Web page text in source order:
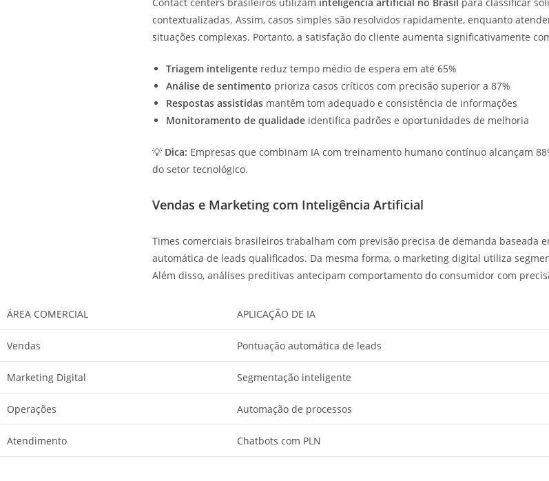
contextualizadas. Assim, casos simples são resolvidos rapidamente, enquanto
situações complexas. Portanto, a satisfação do cliente aumenta significativamente
Triagem inteligentereduz tempo médio de espera em até 65%
Análise de sentimento prioriza casos críticos com precisão superior a 87%
Respostas assistidasmantêm tom adequado e consistência de informações
Monitoramento de qualidadeidentifica padrões e oportunidades de melhoria
💡 Dica: Empresas que combinam IA com treinamento humano contínuo alcançam
do setor tecnológico.
Vendas e Marketing com Inteligência Artificial
Times comerciais brasileiros trabalham com previsão precisa de demanda baseada
automática de leads qualificados. Da mesma forma, o marketing digital utiliza
Além disso, análises preditivas antecipam comportamento do consumidor com
ÁREA COMERCIAL APLICAÇÃO DE IA
Vendas Pontuação automática de leads
Marketing Digital Segmentação inteligente
Operações Automação de processos
Atendimento Chatbots com PLN